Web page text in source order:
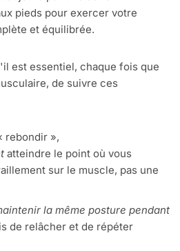
pieds pour exercer votre
et équilibrée.
est essentiel, chaque fois que
de suivre ces
rebondir »,
atteindre le point où vous
sur le muscle, pas une
la même posture pendant
de relâcher et de répéter